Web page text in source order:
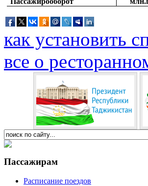
как установить
все о
Пассажирам
Расписание поездов